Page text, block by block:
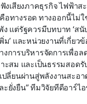
ฟังเสียงภาคธุรกิจ ไฟฟ้า
ทางรอด ทางออกนี้ไม่ใ
ง แต่รัฐควรมีบทบาท ‘ส
ม’ และหน่วยงานที่เกี่ยว
การบริหารจัดการเพื่อล
ะสม และเป็นธรรมสอด
ปลี่ยนผ่านสู่พลังงานสะอ
ยั่งยืน” ทีมวิจัยทีดีอาร์ไ